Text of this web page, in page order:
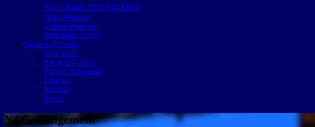
NAG-Radio: THE STATION
NAG-Podcast
weitere Podcasts
Mitschnitt-Archiv
Nerds and Geeks
über NAG
das NAG-Team
Partner & Freunde
Link Us
Kontakt
Suche
NAG – Allgemein